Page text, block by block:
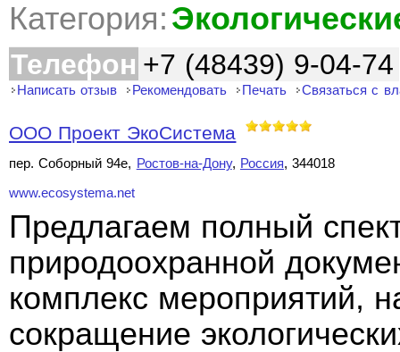
Категория:
Телефон +7 (48439) 9-04-74
Написать отзыв Рекомендовать Печать Связаться с
ООО Проект ЭкоСистема
пер. Соборный 94е, Ростов-на-Дону, Россия, 344018
www.ecosystema.net
Предлагаем полный
природоохранной
комплекс мероприятий,
сокращение